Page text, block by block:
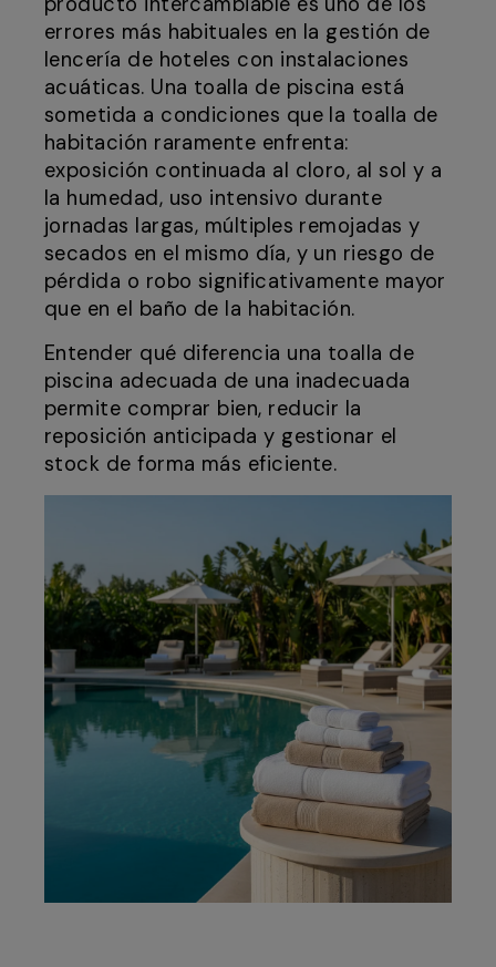
errores más habituales en la gestión de
lencería de hoteles con instalaciones
acuáticas. Una toalla de piscina está
sometida a condiciones que la toalla de
habitación raramente enfrenta:
exposición continuada al cloro, al sol y a
la humedad, uso intensivo durante
jornadas largas, múltiples remojadas y
secados en el mismo día, y un riesgo de
pérdida o robo significativamente mayor
que en el baño de la habitación.
Entender qué diferencia una toalla de
piscina adecuada de una inadecuada
permite comprar bien, reducir la
reposición anticipada y gestionar el
stock de forma más eficiente.